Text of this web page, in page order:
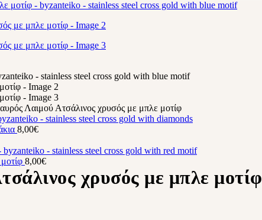
Λαιμού Ατσάλινος χρυσός με μπλε μοτίφ
8,00€
8,00€
χρυσός με μπλε μοτίφ